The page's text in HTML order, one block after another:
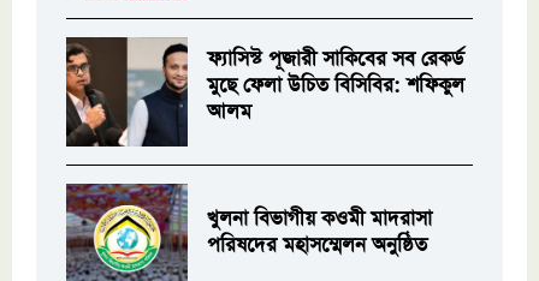
ফ্যাসিস্ট পূজারী সাকিবের সব রেকর্ড
মুছে ফেলা উচিত বিসিবির: শফিকুল
আলম
খুলনা বিভাগীয় কওমী মাদরাসা
পরিষদের মহাসম্মেলন অনুষ্ঠিত